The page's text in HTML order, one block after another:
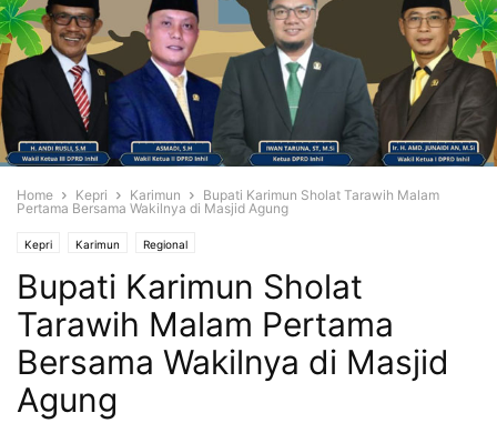
Home Kepri Karimun
Bupati Karimun Sholat Tarawih Malam
Pertama Bersama Wakilnya di Masjid Agung
Kepri Karimun Regional
Bupati Karimun Sholat
Tarawih Malam Pertama
Bersama Wakilnya di Masjid
Agung